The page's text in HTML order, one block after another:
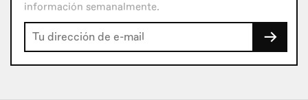
información semanalmente.
→